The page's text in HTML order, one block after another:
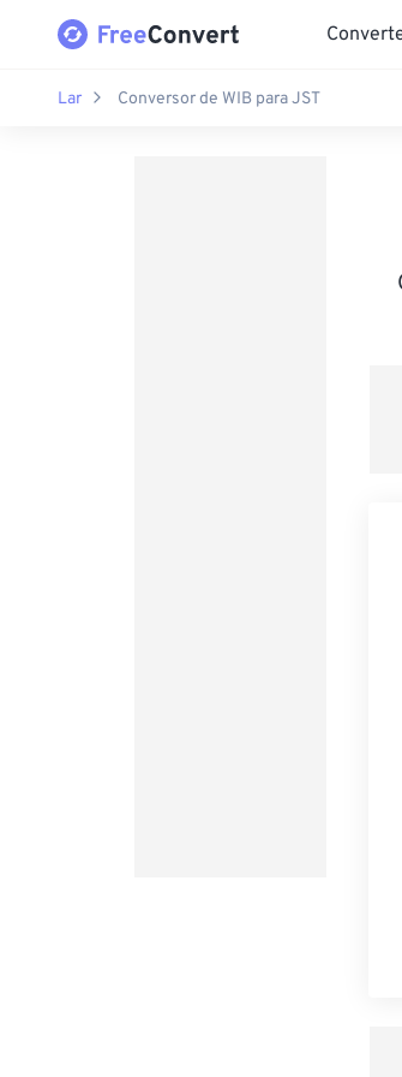
Lar Conversor de WIB para JST